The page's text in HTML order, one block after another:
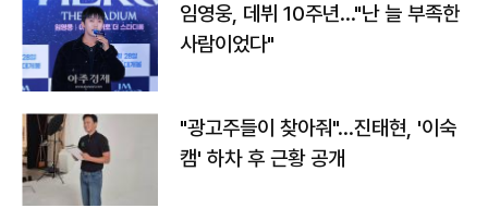
임영웅, 데뷔 10주년…"난 늘 부족한
사람이었다"
"광고주들이 찾아줘"…진태현, '이숙
캠' 하차 후 근황 공개